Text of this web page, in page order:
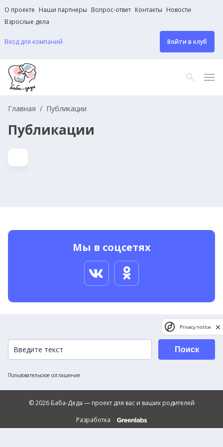
О проекте Наши партнеры Вопрос-ответ Контакты Новости
Взрослые дела
Вход для компаний Войти в клуб
Главная Публикации
Публикации
Мы в соцсетях
Пользовательское соглашение
Поиск
© 2026 Баба-Деда — проект для вас и ваших родителей
Разработка
Privacy notice